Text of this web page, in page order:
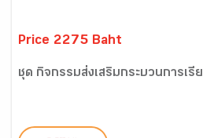
Price 2275 Baht
ชุด กิจกรรมส่งเสริมกระบวนการเรี